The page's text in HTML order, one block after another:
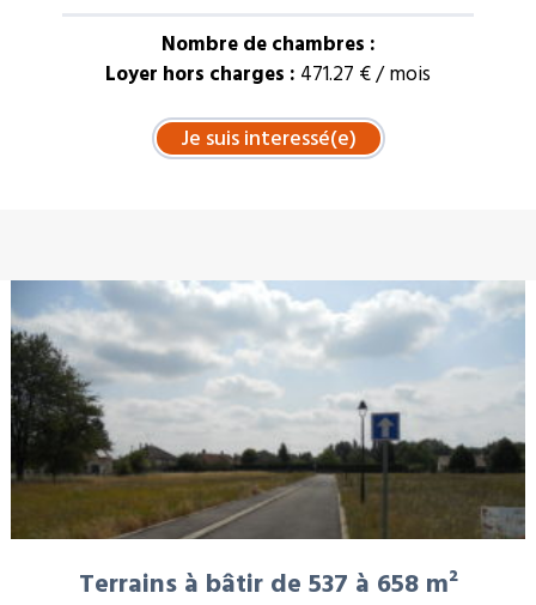
Nombre de chambres :
Loyer hors charges : 471.27 € / mois
Terrains à bâtir de 537 à 658 m²